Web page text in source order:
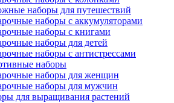
наборы для путешествий
наборы с аккумуляторами
наборы с книгами
наборы для детей
наборы с антистрессами
наборы
наборы для женщин
наборы для мужчин
для выращивания растений